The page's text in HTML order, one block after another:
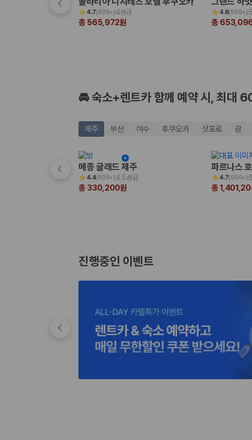
4.7(999+)4성급
총 565,972원
4.6(999+)
총
🚘 숙소+렌트카 함께 예약 시, 최대
제주 부산 여수 후쿠오카 삿포로 괌
메종 글래드 제주
4.4(999+)4.5성급
총 330,200원
파르나스
4.7(999+)
총
진행중인 이벤트